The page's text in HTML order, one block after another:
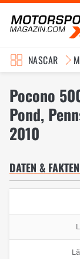
NASCAR
Pocono
Pond,
2010